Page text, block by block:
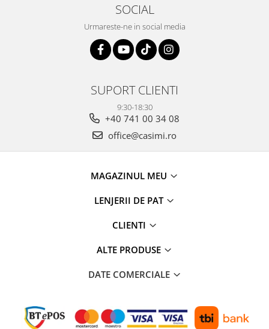
SOCIAL
Urmareste-ne in social media
SUPORT CLIENTI
9:30-18:30
+40 741 00 34 08
office@casimi.ro
MAGAZINUL MEU
LENJERII DE PAT
CLIENTI
ALTE PRODUSE
DATE COMERCIALE